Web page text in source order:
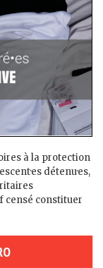
à la protection
détenu·es,
censé constituer